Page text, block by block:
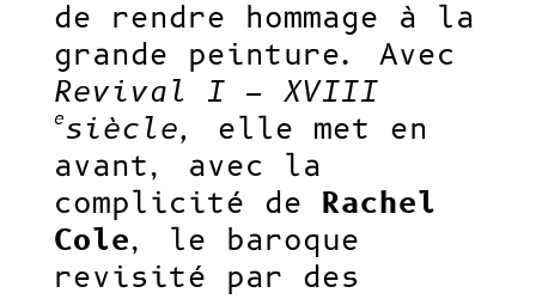
de rendre hommage à la
grande peinture. Avec
Revival I – XVIII
esiècle, elle met en
avant, avec la
complicité de Rachel
Cole, le baroque
revisité par des